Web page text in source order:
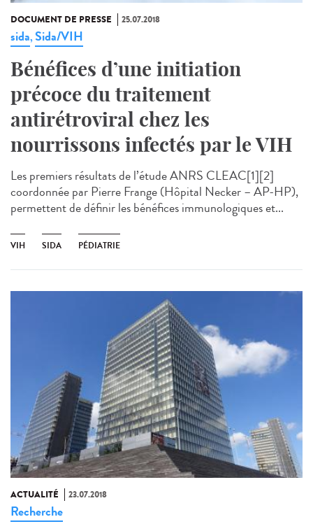
DOCUMENT DE PRESSE 25.07.2018
sida,Sida/VIH
Bénéfices d’une initiation
précoce du traitement
antirétroviral chez les
nourrissons infectés par le VIH
Les premiers résultats de l’étude ANRS CLEAC[1][2]
coordonnée par Pierre Frange (Hôpital Necker – AP-HP),
permettent de définir les bénéfices immunologiques et...
VIH SIDA PÉDIATRIE
ACTUALITÉ 23.07.2018
Recherche